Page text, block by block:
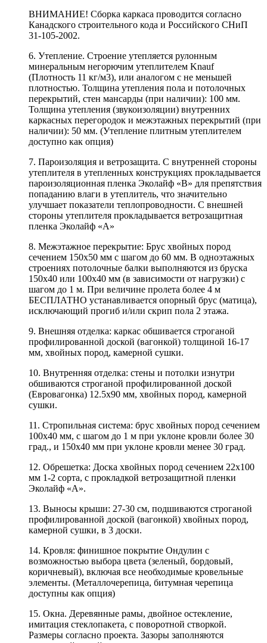
ВНИМАНИЕ! Сборка каркаса проводится согласно
Канадского строительного кода и Российского СНиП
31-105-2002.
6. Утепление. Строение утепляется рулонным
минеральным негорючим утеплителем Knauf
(Плотность 11 кг/м3), или аналогом с не меньшей
плотностью. Толщина утепления пола и потолочных
перекрытий, стен мансарды (при наличии): 100 мм.
Толщина утепления (звукоизоляции) внутренних
каркасных перегородок и межэтажных перекрытий (при
наличии): 50 мм. (Утепление плитным утеплителем
доступно как опция)
7. Пароизоляция и ветрозащита. С внутренней стороны
утеплителя в утепленных конструкциях прокладывается
пароизоляционная пленка Эколайф «В» для препятствия
попаданию влаги в утеплитель, что значительно
улучшает показатели теплопроводности. С внешней
стороны утеплителя прокладывается ветрозащитная
пленка Эколайф «А»
8. Межэтажное перекрытие: Брус хвойных пород
сечением 150х50 мм с шагом до 60 мм. В одноэтажных
строениях потолочные балки выполняются из бруска
150х40 или 100х40 мм (в зависимости от нагрузки) с
шагом до 1 м. При величине пролета более 4 м
БЕСПЛАТНО устанавливается опорный брус (матица),
исключающий прогиб и/или скрип пола 2 этажа.
9. Внешняя отделка: каркас обшивается строганой
профилированной доской (вагонкой) толщиной 16-17
мм, хвойных пород, камерной сушки.
10. Внутренняя отделка: стены и потолки изнутри
обшиваются строганой профилированной доской
(Евровагонка) 12.5х90 мм, хвойных пород, камерной
сушки.
11. Стропильная система: брус хвойных пород сечением
100х40 мм, с шагом до 1 м при уклоне кровли более 30
град., и 150х40 мм при уклоне кровли менее 30 град.
12. Обрешетка: Доска хвойных пород сечением 22х100
мм 1-2 сорта, с прокладкой ветрозащитной пленки
Эколайф «A».
13. Выносы крыши: 27-30 см, подшиваются строганой
профилированной доской (вагонкой) хвойных пород,
камерной сушки, в 3 доски.
14. Кровля: финишное покрытие Ондулин с
возможностью выбора цвета (зеленый, бордовый,
коричневый), включая все необходимые кровельные
элементы. (Металлочерепица, битумная черепица
доступны как опция)
15. Окна. Деревянные рамы, двойное остекление,
имитация стеклопакета, с поворотной створкой.
Размеры согласно проекта. Зазоры заполняются